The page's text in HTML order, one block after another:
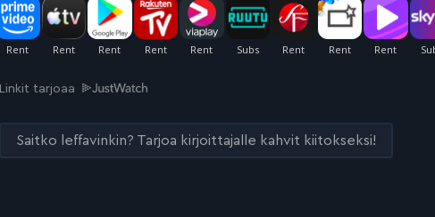
Linkit tarjoaa
Saitko leffavinkin? Tarjoa kirjoittajalle kahvit kiitokseksi!